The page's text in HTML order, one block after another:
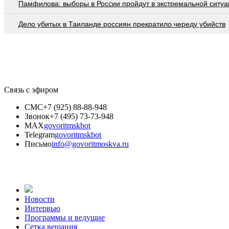
Памфилова: выборы в России пройдут в экстремальной
Дело убитых в Таиланде россиян прекратило череду убийств
Связь с эфиром
СМС+7 (925) 88-88-948
Звонок+7 (495) 73-73-948
MAXgovoritmskbot
Telegramgovoritmskbot
Письмоinfo@govoritmoskva.ru
Новости
Интервью
Программы и ведущие
Сетка вещания